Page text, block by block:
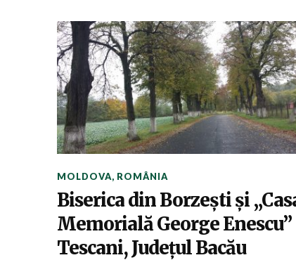
MOLDOVA, ROMÂNIA
Biserica din Borzeşti şi
Memorială George Enescu”
Tescani, Judeţul Bacău